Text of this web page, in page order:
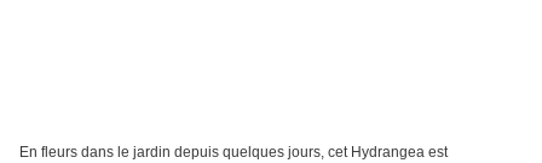
En fleurs dans le jardin depuis quelques jours, cet Hydrangea est